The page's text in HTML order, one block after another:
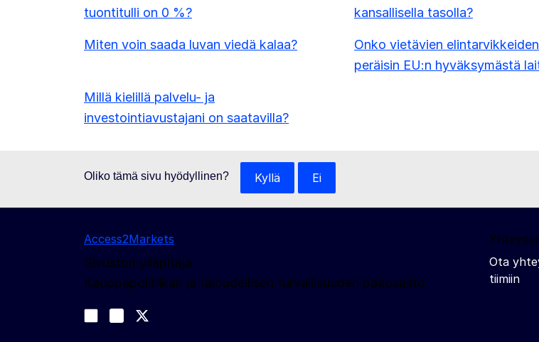
tuontitulli on 0 %?
kansallisella tasolla?
Miten voin saada luvan viedä kalaa?
Onko vietävien
peräisin EU:n hyväksymästä
Millä kielillä palvelu- ja
investointiavustajani on saatavilla?
Oliko tämä sivu hyödyllinen? Kyllä Ei
Access2Markets
Sivuston ylläpitäjä:
Kauppapolitiikan ja taloudellisen turvallisuuden pääosasto
Join us on LinkedIn
Trade-Off podcast
Ota
tiimiin